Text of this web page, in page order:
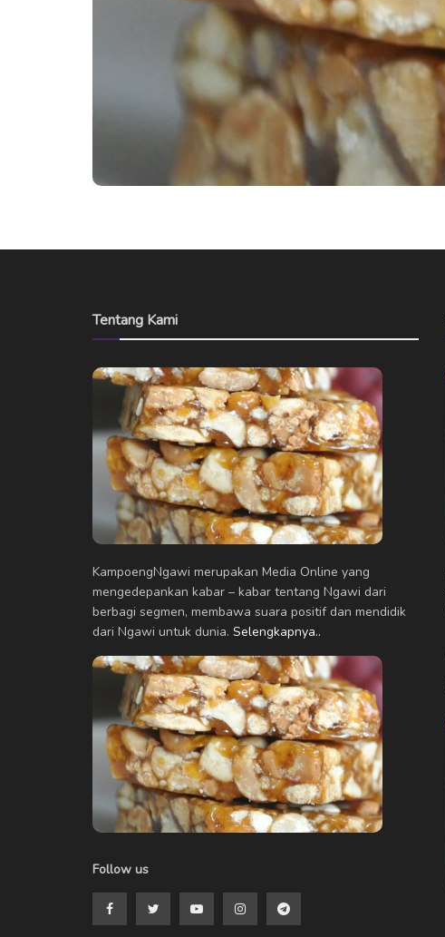
Tentang Kami
KampoengNgawi merupakan Media Online yang
mengedepankan kabar – kabar tentang Ngawi dari
berbagi segmen, membawa suara positif dan mendidik
dari Ngawi untuk dunia. Selengkapnya..
Follow us